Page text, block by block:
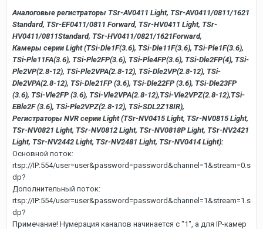
Аналоговые регистраторы TSr-AV0411 Light, TSr-AV0411/0811/1621
Standard, TSr-EF0411/0811 Forward, TSr-HV0411 Light, TSr-
HV0411/0811Standard, TSr-HV0411/0821/1621Forward,
Камеры серии Light (TSi-Dle1F(3.6), TSi-Dle11F(3.6), TSi-Ple1F(3.6),
TSi-Ple11FA(3.6), TSi-Ple2FP(3.6), TSi-Ple4FP(3.6), TSi-Dle2FP(4), TSi-
Ple2VP(2.8-12), TSi-Ple2VPA(2.8-12), TSi-Dle2VP(2.8-12), TSi-
Dle2VPA(2.8-12), TSi-Dle21FP (3.6), TSi-Dle22FP (3.6), TSi-Dle23FP
(3.6), TSi-Vle2FP (3.6), TSi-Vle2VPA(2.8-12),TSi-Vle2VPZ(2.8-12),TSi-
EBle2F (3.6), TSi-Ple2VPZ(2.8-12), TSi-SDL2Z18IR),
Регистраторы NVR серии Light (TSr-NV0415 Light, TSr-NV0815 Light,
TSr-NV0821 Light, TSr-NV0812 Light, TSr-NV0818P Light, TSr-NV2421
Light, TSr-NV2442 Light, TSr-NV2481 Light, TSr-NV0414 Light):
Основной поток:
rtsp://IP:554/user=user&password=password&channel=1&stream=0.s
dp?
Дополнительный поток:
rtsp://IP:554/user=user&password=password&channel=1&stream=1.s
dp?
Примечание! Нумерация каналов начинается с "1", а для IP-камер